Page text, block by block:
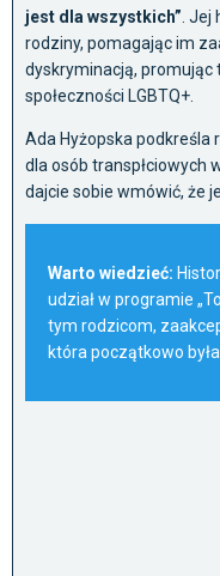
jest dla wszystkich” .
rodziny, pomagając im
dyskryminacją, promując
społeczności LGBTQ+.
Ada Hyżopska podkreśla
dla osób transpłciowych
dajcie sobie wmówić, że
Warto wiedzieć:
udział w programie
tym rodzicom,
która początkowo